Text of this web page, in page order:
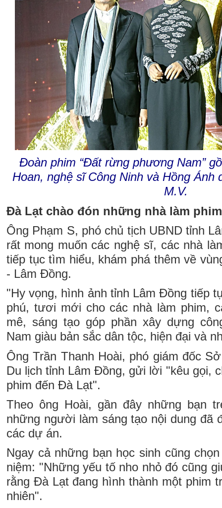
Đoàn phim “Đất rừng phương Nam”
Hoan, nghệ sĩ Công Ninh và Hồng Ánh
M.V.
Đà Lạt chào đón những nhà làm phim
Ông Phạm S, phó chủ tịch UBND tỉnh
rất mong muốn các nghệ sĩ, các nhà
tiếp tục tìm hiểu, khám phá thêm về
- Lâm Đồng.
"Hy vọng, hình ảnh tỉnh Lâm Đồng tiếp
phú, tươi mới cho các nhà làm phim,
mê, sáng tạo góp phần xây dựng
Nam giàu bản sắc dân tộc, hiện đại và
Ông Trần Thanh Hoài, phó giám đốc
Du lịch tỉnh Lâm Đồng, gửi lời "kêu gọi,
phim đến Đà Lạt".
Theo ông Hoài, gần đây những bạn
những người làm sáng tạo nội dung đã
các dự án.
Ngay cả những bạn học sinh cũng
niệm: "Những yếu tố nho nhỏ đó cũng
rằng Đà Lạt đang hình thành một phim
nhiên".